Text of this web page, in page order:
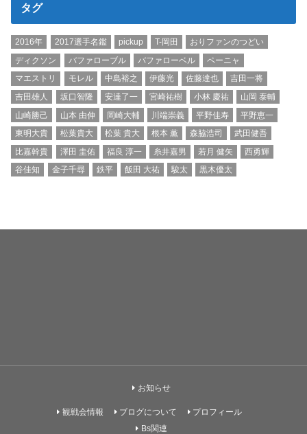
タグ
2016年 2017選手名鑑 pickup T-岡田
おりファンのつどい
ディクソン
バファローブル バファローベル
ペーニャ
マエストリ
モレル 中島裕之 伊藤光 佐藤達也
吉田一将
吉田雄人
坂口智隆 安達了一 宮崎祐樹 小林 慶祐
山岡 泰輔
山崎勝己
山本 由伸 岡崎大輔 川端崇義 平野佳寿
平野恵一
東明大貴
松葉貴大 松葉 貴大 根本 薫 森脇浩司
武田健吾
比嘉幹貴
澤田 圭佑 福良 淳一 糸井嘉男 若月 健矢
西勇輝
谷佳知
金子千尋 鉄平 飯田 大祐 駿太 黒木優太
お知らせ
観戦会情報 ブログについて
プロフィール
Bs関連